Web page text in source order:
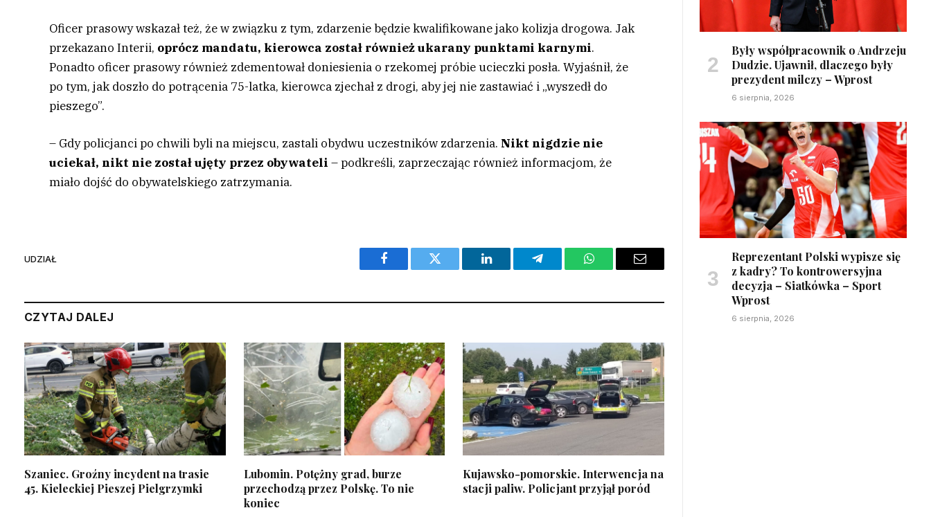
Oficer prasowy wskazał też, że w związku z tym, zdarzenie będzie kwalifikowane jako kolizja drogowa. Jak
przekazano Interii, oprócz mandatu, kierowca został również ukarany punktami karnymi.
Ponadto oficer prasowy również zdementował doniesienia o rzekomej próbie ucieczki posła. Wyjaśnił, że
po tym, jak doszło do potrącenia 75-latka, kierowca zjechał z drogi, aby jej nie zastawiać i „wyszedł do
pieszego”.
– Gdy policjanci po chwili byli na miejscu, zastali obydwu uczestników zdarzenia. Nikt nigdzie nie
uciekał, nikt nie został ujęty przez obywateli – podkreśli, zaprzeczając również informacjom, że
miało dojść do obywatelskiego zatrzymania.
UDZIAŁ
Facebook Twitter LinkedIn Telegram WhatsAppEmail
CZYTAJ DALEJ
Szaniec. Groźny incydent na trasie
45. Kieleckiej Pieszej Pielgrzymki
Lubomin. Potężny grad, burze
przechodzą przez Polskę. To nie
koniec
Kujawsko-pomorskie. Interwencja na
stacji paliw. Policjant przyjął poród
Były współpracownik o Andrzeju
Dudzie. Ujawnił, dlaczego były
prezydent milczy – Wprost
6 sierpnia, 2026
Reprezentant Polski wypisze się
z kadry? To kontrowersyjna
decyzja – Siatkówka – Sport
Wprost
6 sierpnia, 2026